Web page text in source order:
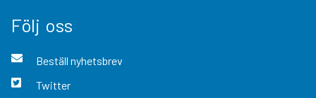
Följ oss
Beställ nyhetsbrev
Twitter